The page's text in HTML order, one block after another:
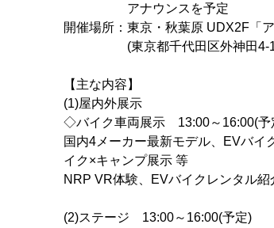
アナウンスを予定
開催場所：東京・秋葉原 UDX2F「
(東京都千代田区外神田4-
【主な内容】
(1)屋内外展示
◇バイク車両展示 13:00～16:00(予
国内4メーカー最新モデル、EVバイ
イク×キャンプ展示 等
NRP VR体験、EVバイクレンタル紹
(2)ステージ 13:00～16:00(予定)